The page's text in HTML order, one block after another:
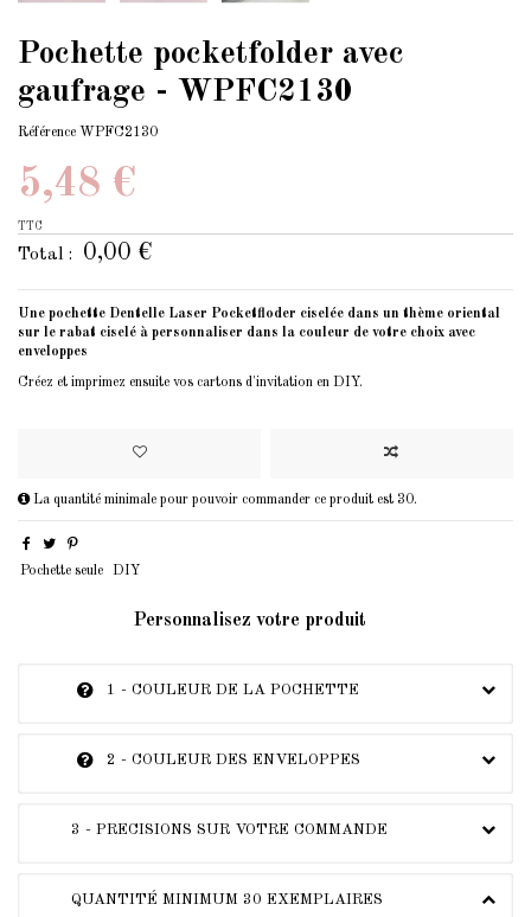
Pochette pocketfolder avec
gaufrage - WPFC2130
Référence WPFC2130
5,48 €
TTC
Total : 0,00 €
Une pochette Dentelle Laser Pocketfloder ciselée dans un thème oriental
sur le rabat ciselé à personnaliser dans la couleur de votre choix avec
enveloppes
Créez et imprimez ensuite vos cartons d'invitation en DIY.
La quantité minimale pour pouvoir commander ce produit est 30.
Pochette seule DIY
Personnalisez votre produit
1 - COULEUR DE LA POCHETTE
2 - COULEUR DES ENVELOPPES
3 - PRECISIONS SUR VOTRE COMMANDE
QUANTITÉ MINIMUM 30 EXEMPLAIRES